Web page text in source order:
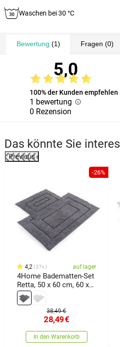
Waschen bei 30 °C
Bewertung (1) Fragen (0)
5,0
100% der Kunden empfehlen
1 bewertung
0 Rezension
Das könnte Sie
Previous
-26%
4,2 27x auf lager
4Home Badematten-Set
Retta, 50 x 60 cm, 60 x
100 cm
38,49 €
28,49€
In den Warenkorb